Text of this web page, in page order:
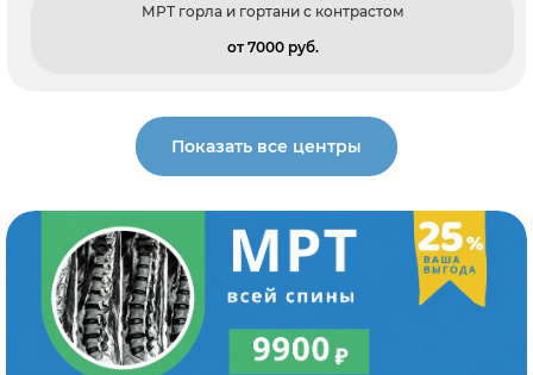
МРТ горла и гортани с контрастом
от 7000 pуб.
Показать все центры